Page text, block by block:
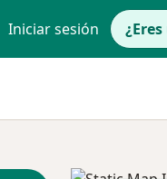
Iniciar sesión